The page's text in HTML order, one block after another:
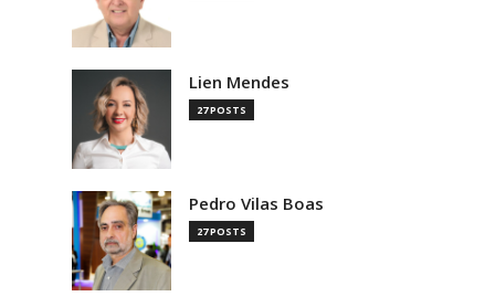
Lien Mendes
27 POSTS
Pedro Vilas Boas
27 POSTS